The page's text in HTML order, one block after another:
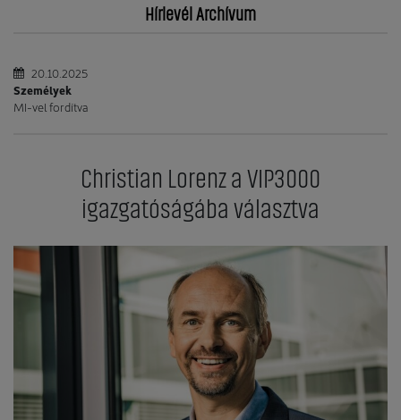
Hírlevél Archívum
20.10.2025
Személyek
MI-vel fordítva
Christian Lorenz a VIP3000
igazgatóságába választva